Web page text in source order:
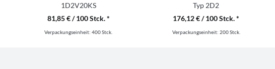
1D2V20KS
81,85 € / 100 Stck. *
Verpackungseinheit:400 Stck.
Typ 2D2
2D2V20K/M6/GELENK/180°
176,12 € / 100 Stck. *
Verpackungseinheit: 200 Stck.